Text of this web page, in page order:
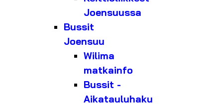
Joensuussa
Bussit
Joensuu
Wilima
matkainfo
Bussit -
Aikatauluhaku